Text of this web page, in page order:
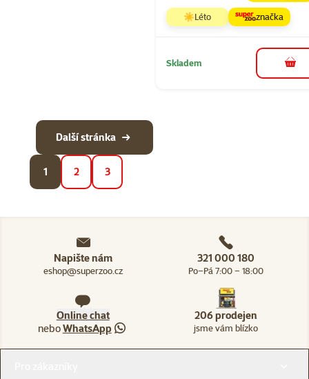
☀️Léto značka
Skladem do
1 2 3
Další stránka
Napište nám
eshop@superzoo.cz
321 000 180
Po–Pá 7:00 – 18:00
Online chat
neboWhatsApp
206 prodejen
jsme vám blízko